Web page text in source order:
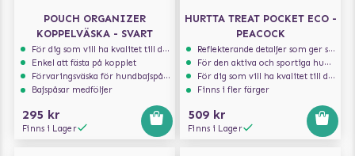
POUCH ORGANIZER
KOPPELVÄSKA - SVART
För dig som vill ha kvalitet till din hund!
Enkel att fästa på kopplet
Förvaringsväska för hundbajspåsar
Bajspåsar medföljer
295 kr
Finns i Lager
HURTTA TREAT POCKET ECO -
PEACOCK
Reflekterande detaljer som ger synlighet i svagt ljus
För den aktiva och sportiga hunden
För dig som vill ha kvalitet till din hund!
Finns i fler färger
509 kr
Finns i Lager